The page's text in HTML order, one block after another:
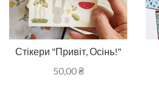
Стікери "Привіт, Осінь!"
50,00₴